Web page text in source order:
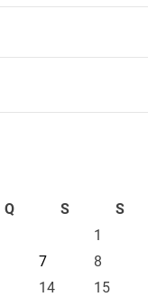
Q S
S
1
7
8
14 15